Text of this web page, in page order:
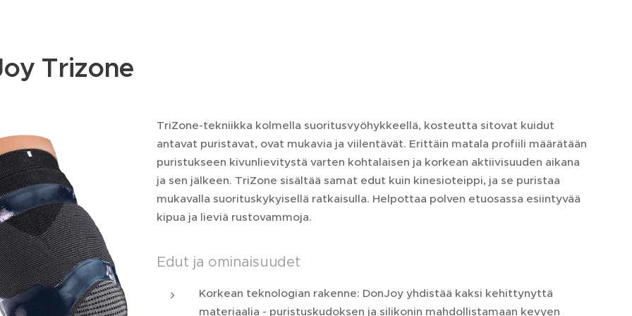
Trizone
TriZone-tekniikka kolmella suoritusvyöhykkeellä, kosteutta sitovat kuidut
antavat puristavat, ovat mukavia ja viilentävät. Erittäin matala profiili määrätään
puristukseen kivunlievitystä varten kohtalaisen ja korkean aktiivisuuden aikana
ja sen jälkeen. TriZone sisältää samat edut kuin kinesioteippi, ja se puristaa
mukavalla suorituskykyisellä ratkaisulla. Helpottaa polven etuosassa esiintyvää
kipua ja lieviä rustovammoja.
Edut ja ominaisuudet
Korkean teknologian rakenne: DonJoy yhdistää kaksi kehittynyttä
materiaalia - puristuskudoksen ja silikonin mahdollistamaan kevyen